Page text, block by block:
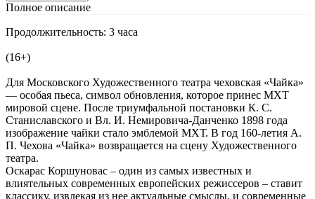
Полное описание
Продолжительность: 3 часа
(16+)
Для Московского Художественного театра чеховская «Чайка»
— особая пьеса, символ обновления, которое принес МХТ
мировой сцене. После триумфальной постановки К. С.
Станиславского и Вл. И. Немировича-Данченко 1898 года
изображение чайки стало эмблемой МХТ. В год 160-летия А.
П. Чехова «Чайка» возвращается на сцену Художественного
театра.
Оскарас Коршуновас – один из самых известных и
влиятельных современных европейских режиссеров – ставит
классику, извлекая из нее актуальные смыслы, и современные